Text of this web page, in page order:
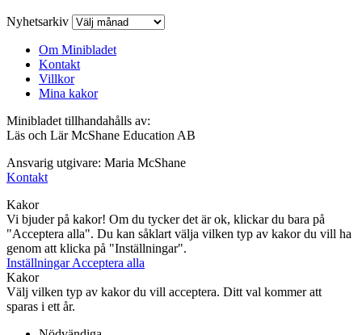
Nyhetsarkiv
Om Minibladet
Kontakt
Villkor
Mina kakor
Minibladet tillhandahålls av:
Läs och Lär McShane Education AB
Ansvarig utgivare: Maria McShane
Kontakt
Kakor
Vi bjuder på kakor! Om du tycker det är ok, klickar du bara på
"Acceptera alla". Du kan såklart välja vilken typ av kakor du vill ha
genom att klicka på "Inställningar".
InställningarAcceptera alla
Kakor
Välj vilken typ av kakor du vill acceptera. Ditt val kommer att
sparas i ett år.